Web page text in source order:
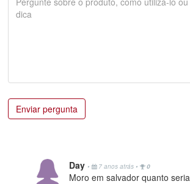
Enviar pergunta
Day • 7 anos atrás • 0
Moro em salvador quanto